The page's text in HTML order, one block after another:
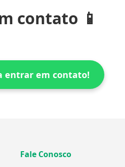
contato 📱
entrar em contato!
Fale Conosco